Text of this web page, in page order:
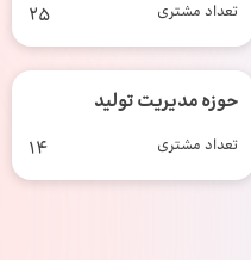
تعداد مشتری 25
حوزه مدیریت تولید
تعداد مشتری 14